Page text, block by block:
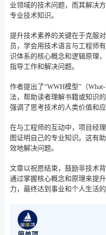
业领域的技术问题，而其解决
专业技术知识。
提升技术素养的关键在于克服
员，学会用技术语言与工程师
识体系的核心概念和逻辑原理
指导工作和解决问题。
作者提出了“WWH模型”（
法，帮助读者理解书籍或知识
强调了思考技术的人类价值和应
在与工程师的互动中，项目经
图证明自己的专业知识。这有
效地解决问题。
文章以祝愿结束，鼓励非技术
通过掌握核心概念和原理来提
力，最终达到事业和个人生活的